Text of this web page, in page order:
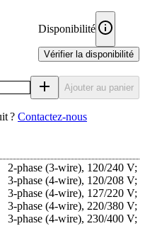
Disponibilité
Vérifier la disponibilité
Ajouter au panier
? Contactez‑nous
2-phase (3-wire), 120/240 V;
3-phase (4-wire), 120/208 V;
3-phase (4-wire), 127/220 V;
3-phase (4-wire), 220/380 V;
3-phase (4-wire), 230/400 V;